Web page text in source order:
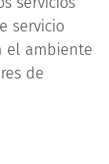
servicio
el ambiente
de